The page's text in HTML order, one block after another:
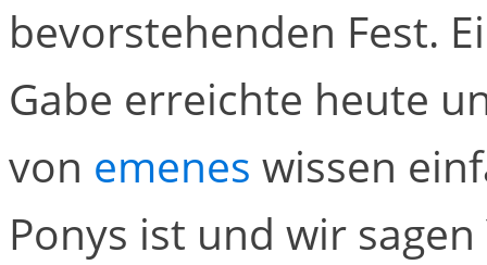
bevorstehenden Fest.
Gabe erreichte heute
von emenes wissen
Ponys ist und wir